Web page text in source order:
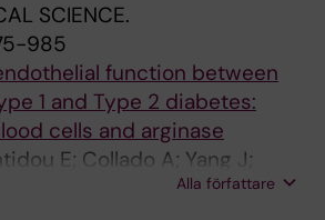
SCIENCE.
985
function between
1 and Type 2 diabetes:
cells and arginase
E; Collado A; Yang J;
J; Rossner S; Zhou Z;
Alla författare